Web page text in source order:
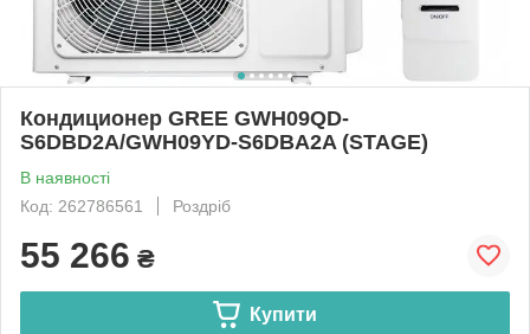
Кондиционер GREE GWH09QD-
S6DBD2A/GWH09YD-S6DBA2A (STAGE)
В наявності
Код: 262786561
Роздріб
55 266 ₴
Купити